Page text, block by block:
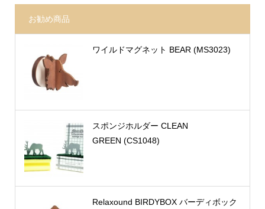
お勧め商品
ワイルドマグネット BEAR (MS3023)
スポンジホルダー CLEAN
GREEN (CS1048)
Relaxound BIRDYBOX バーディボック